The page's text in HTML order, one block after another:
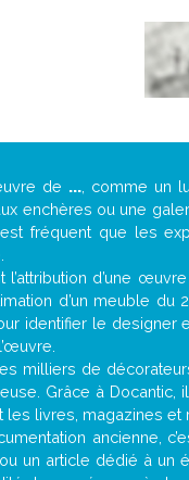
de ... , comme un
enchères ou une
fréquent que les
l’attribution d’une
d’un meuble
identifier le designer
milliers de
Grâce à
les livres, magazines
ancienne,
un article dédié à un